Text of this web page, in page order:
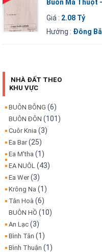
Buôn Ma Thuột
Giá : 2.08 Tỷ
Hướng : Đông
NHÀ ĐẤT THEO
KHU VỰC
BUÔN BÔNG (6)
BUÔN ĐÔN (101)
Cuôr Knia (3)
Ea Bar(25)
Ea M'tha (1)
EA NUÔL (43)
Ea Wer(3)
Krông Na (1)
Tân Hoà (6)
BUÔN HỒ (10)
An Lạc (3)
Bình Tân (1)
Bình Thuận (1)